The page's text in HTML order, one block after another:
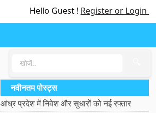
Hello Guest ! Register or Login
नवीनतम पोस्ट्स
आंध्र प्रदेश में निवेश और सुधारों को नई रफ्तार